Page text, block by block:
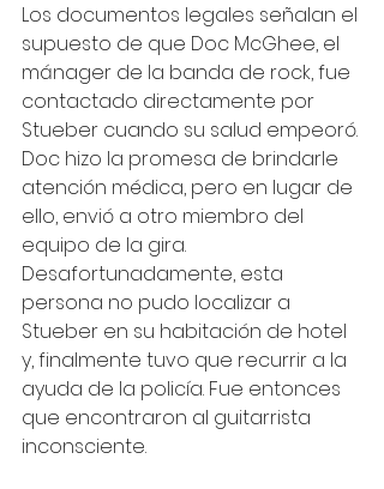
Los documentos legales señalan el
supuesto de que Doc McGhee, el
mánager de la banda de rock, fue
contactado directamente por
Stueber cuando su salud empeoró.
Doc hizo la promesa de brindarle
atención médica, pero en lugar de
ello, envió a otro miembro del
equipo de la gira.
Desafortunadamente, esta
persona no pudo localizar a
Stueber en su habitación de hotel
y, finalmente tuvo que recurrir a la
ayuda de la policía. Fue entonces
que encontraron al guitarrista
inconsciente.